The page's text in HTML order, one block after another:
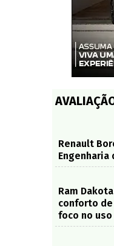
Renault
Engenharia
Ram
conforto de
foco no